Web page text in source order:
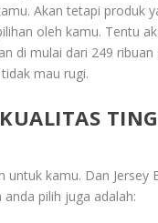
Akan tetapi produk
oleh kamu. Tentu
di mulai dari 249
mau rugi.
untuk kamu. Dan Jersey
pilih juga adalah: